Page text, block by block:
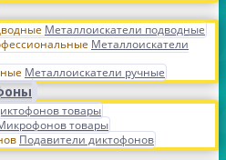
Металлоискатели подводные
Металлоискатели
Металлоискатели ручные
товары
товары
Подавители диктофонов